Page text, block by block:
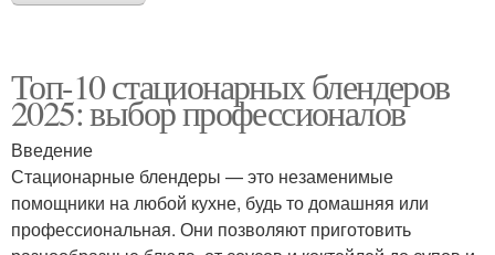
Топ-10 стационарных блендеров
2025: выбор профессионалов
Введение
Стационарные блендеры — это незаменимые
помощники на любой кухне, будь то домашняя или
профессиональная. Они позволяют приготовить